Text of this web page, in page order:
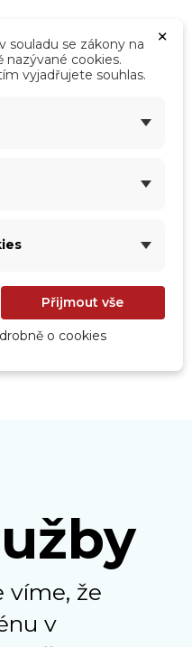
víme, že
v
×
souladu se zákony na
nazývané cookies.
vyjadřujete souhlas.
Přijmout vše
o cookies